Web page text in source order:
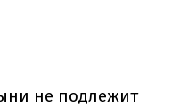
не подлежит